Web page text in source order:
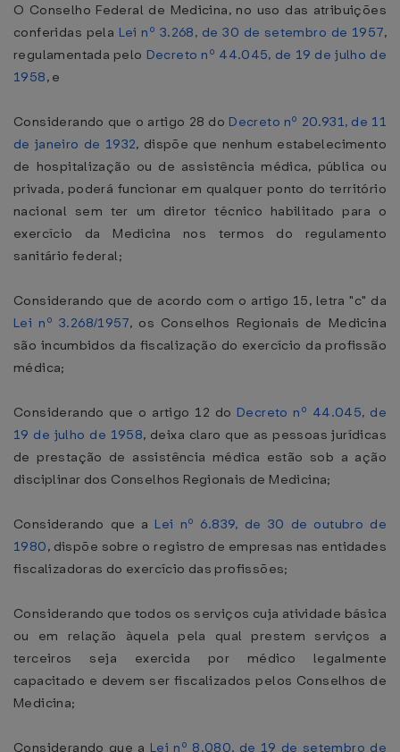
O Conselho Federal de Medicina, no uso das atribuições
conferidas pela Lei nº 3.268, de 30 de setembro de 1957,
regulamentada pelo Decreto nº 44.045, de 19 de julho de
1958, e
Considerando que o artigo 28 do Decreto nº 20.931, de 11
de janeiro de 1932, dispõe que nenhum estabelecimento
de hospitalização ou de assistência médica, pública ou
privada, poderá funcionar em qualquer ponto do território
nacional sem ter um diretor técnico habilitado para o
exercício da Medicina nos termos do regulamento
sanitário federal;
Considerando que de acordo com o artigo 15, letra "c" da
Lei nº 3.268/1957, os Conselhos Regionais de Medicina
são incumbidos da fiscalização do exercício da profissão
médica;
Considerando que o artigo 12 do Decreto nº 44.045, de
19 de julho de 1958, deixa claro que as pessoas jurídicas
de prestação de assistência médica estão sob a ação
disciplinar dos Conselhos Regionais de Medicina;
Considerando que a Lei nº 6.839, de 30 de outubro de
1980, dispõe sobre o registro de empresas nas entidades
fiscalizadoras do exercício das profissões;
Considerando que todos os serviços cuja atividade básica
ou em relação àquela pela qual prestem serviços a
terceiros seja exercida por médico legalmente
capacitado e devem ser fiscalizados pelos Conselhos de
Medicina;
Considerando que a Lei nº 8.080, de 19 de setembro de